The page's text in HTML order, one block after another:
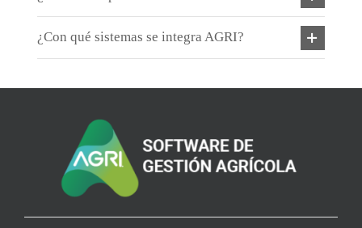
¿Con qué sistemas se integra AGRI?